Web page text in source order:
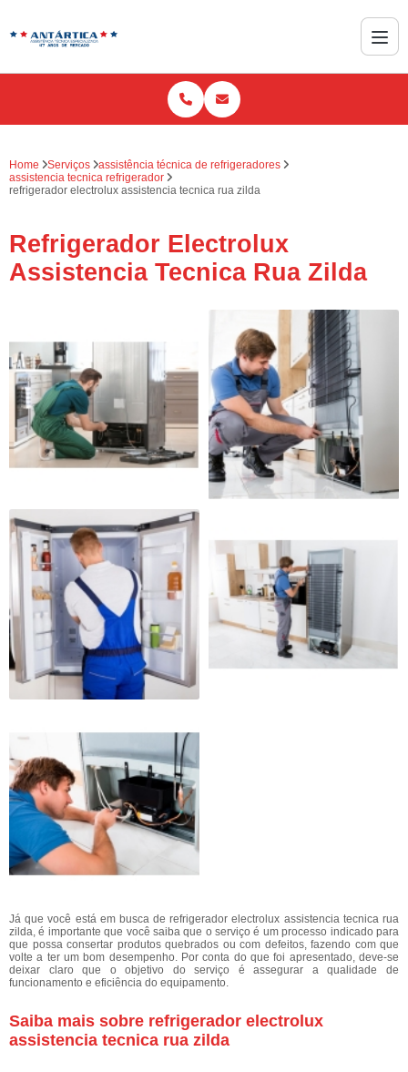
Home Serviços
assistência técnica de refrigeradores
assistencia tecnica refrigerador
refrigerador electrolux assistencia tecnica rua zilda
Refrigerador Electrolux
Assistencia Tecnica Rua Zilda
Já que você está em busca de refrigerador electrolux assistencia tecnica rua
zilda, é importante que você saiba que o serviço é um processo indicado para
que possa consertar produtos quebrados ou com defeitos, fazendo com que
volte a ter um bom desempenho. Por conta do que foi apresentado, deve-se
deixar claro que o objetivo do serviço é assegurar a qualidade de
funcionamento e eficiência do equipamento.
Saiba mais sobre refrigerador electrolux
assistencia tecnica rua zilda